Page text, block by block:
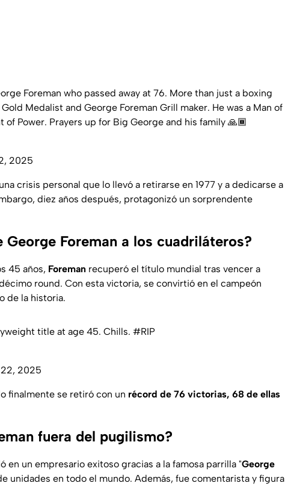
Foreman who passed away at 76. More than just a boxing
Medalist and George Foreman Grill maker. He was a Man of
Power. Prayers up for Big George and his family 🙏🏾
2025
crisis personal que lo llevó a retirarse en 1977 y a dedicarse a
diez años después, protagonizó un sorprendente
Foreman a los cuadriláteros?
45 años, Foreman recuperó el título mundial tras vencer a
round. Con esta victoria, se convirtió en el campeón
de la historia.
title at age 45. Chills. #RIP
2025
finalmente se retiró con un récord de 76 victorias, 68 de ellas
fuera del pugilismo?
en un empresario exitoso gracias a la famosa parrilla "George
unidades en todo el mundo. Además, fue comentarista y figura